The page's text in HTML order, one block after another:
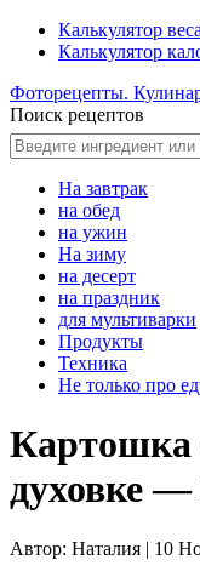
Калькулятор веса
Калькулятор
Фоторецепты.
Поиск рецептов
На завтрак
на обед
на ужин
На зиму
на десерт
на праздник
для мультиварки
Продукты
Техника
Не только про
Картошка
духовке —
Автор: Наталия | 10